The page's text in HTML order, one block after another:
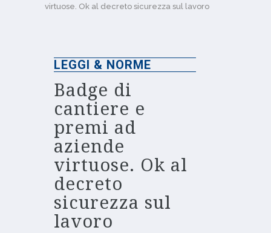
virtuose. Ok al decreto sicurezza sul lavoro
LEGGI & NORME
Badge di
cantiere e
premi ad
aziende
virtuose. Ok al
decreto
sicurezza sul
lavoro